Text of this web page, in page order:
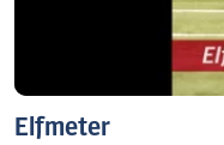
Elfmeter